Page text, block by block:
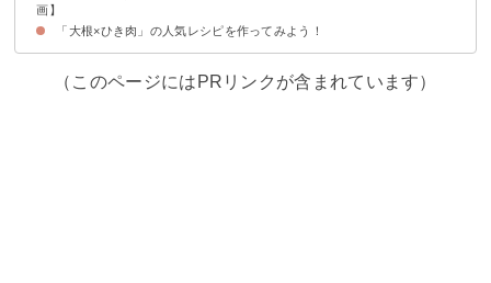
画】
「大根×ひき肉」の人気レシピを作ってみよう！
（このページにはPRリンクが含まれています）